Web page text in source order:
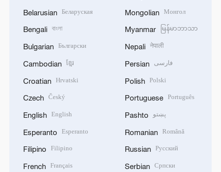
Belarusian Беларуская
Bengali বাংলা
Bulgarian Български
Cambodian ខ្មែរ
Croatian Hrvatski
Czech Český
English English
Esperanto Esperanto
Filipino Filipino
French Français
Mongolian Монгол
Myanmar မြန်မာဘာသာ
Nepali नेपाली
Persian فارسی
Polish Polski
Portuguese Português
Pashto پښتو
Romanian Română
Russian Русский
Serbian Српски